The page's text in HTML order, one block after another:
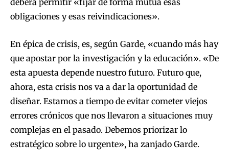
deberá permitir «fijar de forma mutua esas
obligaciones y esas reivindicaciones».
En épica de crisis, es, según Garde, «cuando más hay
que apostar por la investigación y la educación». «De
esta apuesta depende nuestro futuro. Futuro que,
ahora, esta crisis nos va a dar la oportunidad de
diseñar. Estamos a tiempo de evitar cometer viejos
errores crónicos que nos llevaron a situaciones muy
complejas en el pasado. Debemos priorizar lo
estratégico sobre lo urgente», ha zanjado Garde.